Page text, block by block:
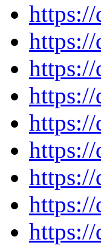
https://
https://
https://
https://
https://
https://
https://
https://
https://